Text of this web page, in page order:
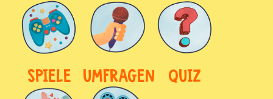
SPIELE UMFRAGEN QUIZ